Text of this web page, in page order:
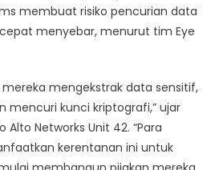
membuat risiko pencurian data
menyebar, menurut tim Eye
mereka mengekstrak data sensitif,
mencuri kunci kriptografi,” ujar
Alto Networks Unit 42. “Para
kerentanan ini untuk